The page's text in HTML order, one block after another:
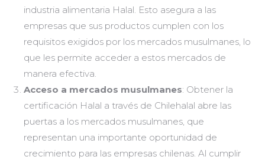
industria alimentaria Halal. Esto asegura a las
empresas que sus productos cumplen con los
requisitos exigidos por los mercados musulmanes, lo
que les permite acceder a estos mercados de
manera efectiva.
Acceso a mercados musulmanes: Obtener la
certificación Halal a través de Chilehalal abre las
puertas a los mercados musulmanes, que
representan una importante oportunidad de
crecimiento para las empresas chilenas. Al cumplir